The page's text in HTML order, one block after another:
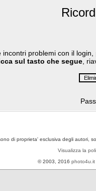
incontri problemi con il
sul tasto che segue ,
di proprieta' esclusiva degli autori,
Visualizza la
© 2003, 2016 photo4u.it